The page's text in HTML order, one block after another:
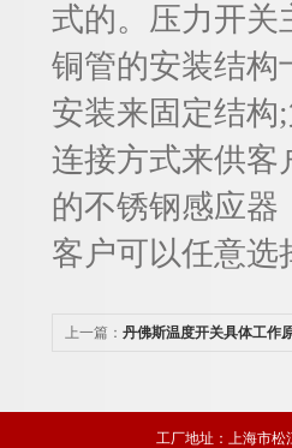
式的。压力开关
铜管的安装结构
安装来固定结构
连接方式来供客
的不锈钢感应
客户可以任意选
上一篇： 丹佛斯温度开关具体工作
工厂地址：上海市松